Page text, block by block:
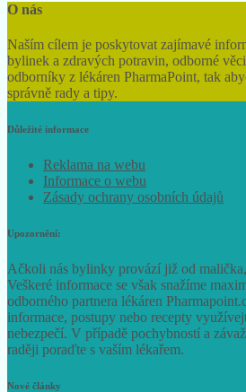
O nás
Naším cílem je poskytovat zajímavé
bylinek a zdravých potravin, odborné
odborníky z lékáren PharmaPoint, tak
správně rady a tipy.
Důležité informace
Reklama na webu
Informace o webu
Zásady ochrany osobních údajů
Upozornění:
Ačkoli nás bylinky provází již od
Veškeré informace se však snažíme
odborného partnera lékáren
informace, postupy nebo recepty
nebezpečí. V případě pochybností a
raději poraďte s vaším lékařem.
Nové články